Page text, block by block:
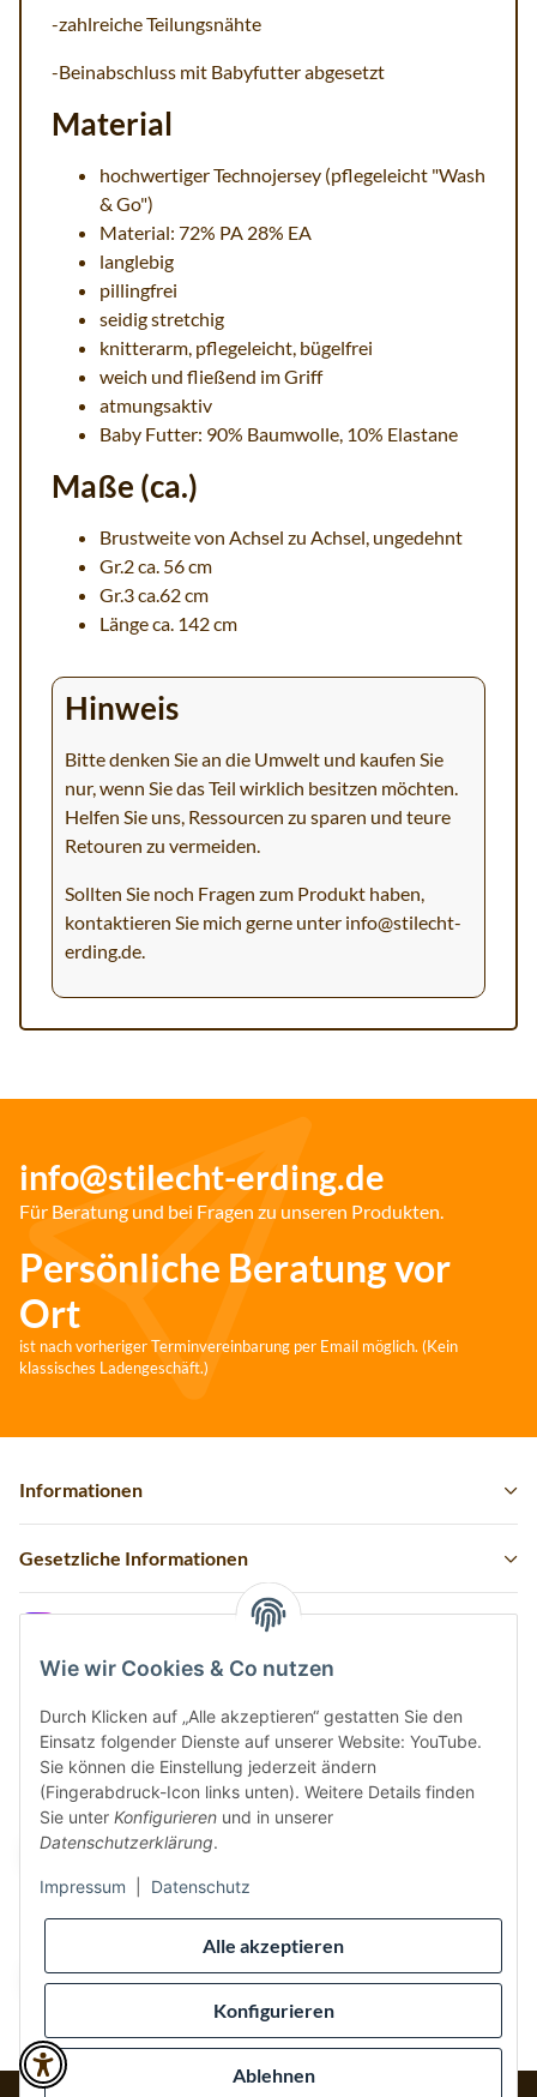
Alle akzeptieren
Konfigurieren
Ablehnen
Wie wir Cookies & Co nutzen
Durch Klicken auf „Alle akzeptieren“ gestatten Sie den
Einsatz folgender Dienste auf unserer Website: YouTube.
Sie können die Einstellung jederzeit ändern
(Fingerabdruck-Icon links unten). Weitere Details finden
Sie unter Konfigurieren und in unserer
Datenschutzerklärung.
Impressum Datenschutz
-zahlreiche Teilungsnähte
-Beinabschluss mit Babyfutter abgesetzt
Material
hochwertiger Technojersey (pflegeleicht "Wash
& Go")
Material: 72% PA 28% EA
langlebig
pillingfrei
seidig stretchig
knitterarm, pflegeleicht, bügelfrei
weich und fließend im Griff
atmungsaktiv
Baby Futter: 90% Baumwolle, 10% Elastane
Maße (ca.)
Brustweite von Achsel zu Achsel, ungedehnt
Gr.2 ca. 56 cm
Gr.3 ca.62 cm
Länge ca. 142 cm
Hinweis
Bitte denken Sie an die Umwelt und kaufen Sie
nur, wenn Sie das Teil wirklich besitzen möchten.
Helfen Sie uns, Ressourcen zu sparen und teure
Retouren zu vermeiden.
Sollten Sie noch Fragen zum Produkt haben,
kontaktieren Sie mich gerne unter info@stilecht-
erding.de.
info@stilecht-erding.de
Für Beratung und bei Fragen zu unseren Produkten.
Persönliche Beratung vor
Ort
ist nach vorheriger Terminvereinbarung per Email möglich. (Kein
klassisches Ladengeschäft.)
Informationen
Gesetzliche Informationen
Vertrag widerrufen
Sicher bezahlen via:
Wir versenden via: